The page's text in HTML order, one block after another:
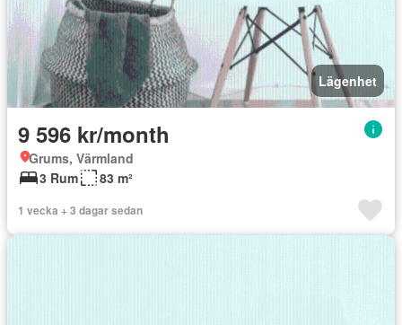
Lägenhet
9 596 kr/month
Grums, Värmland
3 Rum
83 m²
1 vecka + 3 dagar sedan